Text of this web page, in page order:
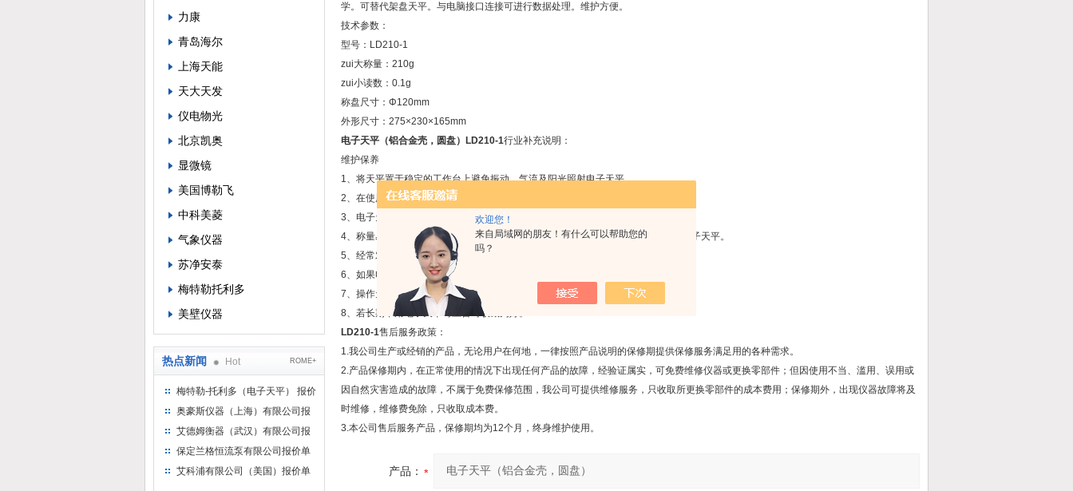
欢迎您！
来自局域网的朋友！有什么可以帮助您的
吗？
力康
青岛海尔
上海天能
天大天发
仪电物光
北京凯奥
显微镜
美国博勒飞
中科美菱
气象仪器
苏净安泰
梅特勒托利多
美壁仪器
热点新闻 Hot ROME+
梅特勒-托利多（电子天平） 报价
单
奥豪斯仪器（上海）有限公司报
价单
艾德姆衡器（武汉）有限公司报
价单
保定兰格恒流泵有限公司报价单
艾科浦有限公司（美国）报价单
学。可替代架盘天平。与电脑接口连接可进行数据处理。维护方便。
技术参数：
型号：LD210-1
zui大称量：210g
zui小读数：0.1g
称盘尺寸：Φ120mm
外形尺寸：275×230×165mm
电子天平（铝合金壳，圆盘）LD210-1行业补充说明：
维护保养
1、将天平置于稳定的工作台上避免振动、气流及阳光照射电子天平。
2、在使用前调整水平仪气泡至中间位置。
3、电子天平应按说明书的要求进行预热。
4、称量易挥发和具有腐蚀性的物品时，要盛放在密闭的容器中，以免腐蚀和损坏电子天平。
5、经常对电子天平进行自校或定期外校，保证其处于*状态。
6、如果电子天平出现故障应及时检修，不可带“病”工作。
7、操作天平不可过载使用以免损坏天平。
8、若长期不用电子天平时应暂时收藏为好。
LD210-1售后服务政策：
1.我公司生产或经销的产品，无论用户在何地，一律按照产品说明的保修期提供保修服务满足用的各种需求。
2.产品保修期内，在正常使用的情况下出现任何产品的故障，经验证属实，可免费维修仪器或更换零部件；但因使用不当、滥用、误用或
因自然灾害造成的故障，不属于免费保修范围，我公司可提供维修服务，只收取所更换零部件的成本费用；保修期外，出现仪器故障将及
时维修，维修费免除，只收取成本费。
3.本公司售后服务产品，保修期均为12个月，终身维护使用。
产品：